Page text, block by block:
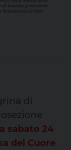
di
sabato 24
del Cuore